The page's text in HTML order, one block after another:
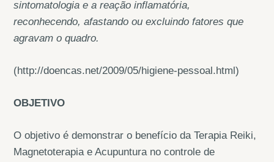
sintomatologia e a reação inflamatória,
reconhecendo, afastando ou excluindo fatores que
agravam o quadro.
(http://doencas.net/2009/05/higiene-pessoal.html)
OBJETIVO
O objetivo é demonstrar o benefício da Terapia Reiki,
Magnetoterapia e Acupuntura no controle de